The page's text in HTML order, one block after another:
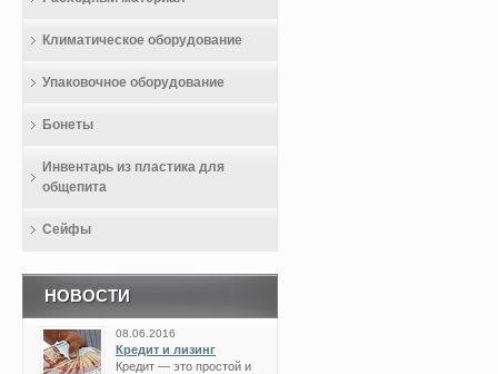
Климатическое оборудование
Упаковочное оборудование
Бонеты
Инвентарь из пластика для
общепита
Сейфы
НОВОСТИ
08.06.2016
Кредит и лизинг
Кредит — это простой и